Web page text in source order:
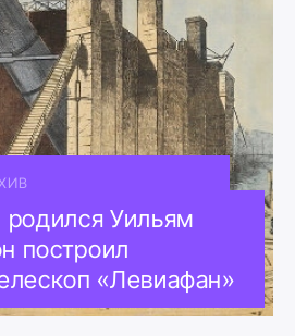
родился Уильям
построил
«Левиафан»